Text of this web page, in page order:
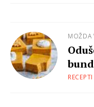
MOŽDA
RECEPTI